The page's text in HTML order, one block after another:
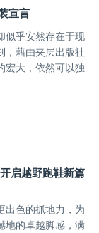
宣言
似乎安然存在于现
，藉由夹层出版社
宏大，依然可以独
启越野跑鞋新篇
出色的抓地力，为
地的卓越脚感，满